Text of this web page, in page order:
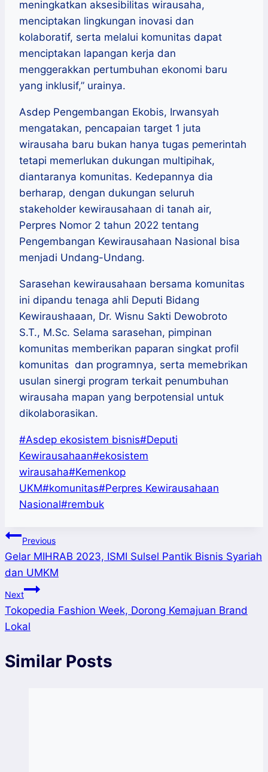
meningkatkan aksesibilitas wirausaha,
menciptakan lingkungan inovasi dan
kolaboratif, serta melalui komunitas dapat
menciptakan lapangan kerja dan
menggerakkan pertumbuhan ekonomi baru
yang inklusif,” urainya.
Asdep Pengembangan Ekobis, Irwansyah
mengatakan, pencapaian target 1 juta
wirausaha baru bukan hanya tugas pemerintah
tetapi memerlukan dukungan multipihak,
diantaranya komunitas. Kedepannya dia
berharap, dengan dukungan seluruh
stakeholder kewirausahaan di tanah air,
Perpres Nomor 2 tahun 2022 tentang
Pengembangan Kewirausahaan Nasional bisa
menjadi Undang-Undang.
Sarasehan kewirausahaan bersama komunitas
ini dipandu tenaga ahli Deputi Bidang
Kewiraushaaan, Dr. Wisnu Sakti Dewobroto
S.T., M.Sc. Selama sarasehan, pimpinan
komunitas memberikan paparan singkat profil
komunitas dan programnya, serta memebrikan
usulan sinergi program terkait penumbuhan
wirausaha mapan yang berpotensial untuk
dikolaborasikan.
Post
Tags:
#Asdep ekosistem bisnis#Deputi
Kewirausahaan#ekosistem
wirausaha#Kemenkop
UKM#komunitas#Perpres Kewirausahaan
Nasional#rembuk
Post
navigation
Previous
Gelar MIHRAB 2023, ISMI Sulsel Pantik Bisnis Syariah
dan UMKM
Next
Tokopedia Fashion Week, Dorong Kemajuan Brand
Lokal
Similar Posts